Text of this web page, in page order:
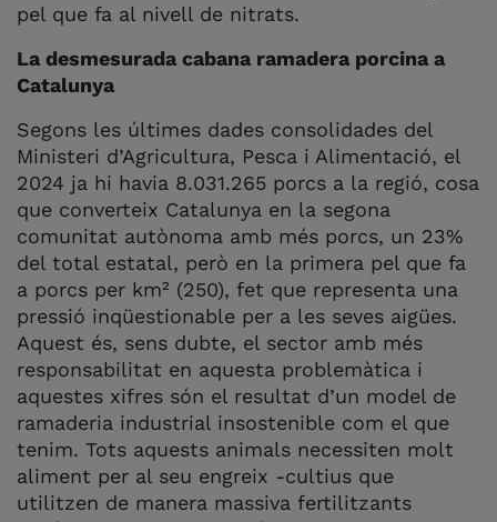
pel que fa al nivell de nitrats.
La desmesurada cabana ramadera porcina a
Catalunya
Segons les últimes dades consolidades del
Ministeri d’Agricultura, Pesca i Alimentació, el
2024 ja hi havia 8.031.265 porcs a la regió, cosa
que converteix Catalunya en la segona
comunitat autònoma amb més porcs, un 23%
del total estatal, però en la primera pel que fa
a porcs per km² (250), fet que representa una
pressió inqüestionable per a les seves aigües.
Aquest és, sens dubte, el sector amb més
responsabilitat en aquesta problemàtica i
aquestes xifres són el resultat d’un model de
ramaderia industrial insostenible com el que
tenim. Tots aquests animals necessiten molt
aliment per al seu engreix -cultius que
utilitzen de manera massiva fertilitzants